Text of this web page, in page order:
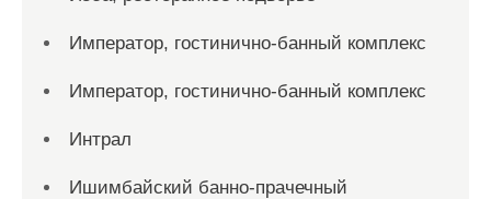
Император, гостинично-банный комплекс
Император, гостинично-банный комплекс
Интрал
Ишимбайский банно-прачечный